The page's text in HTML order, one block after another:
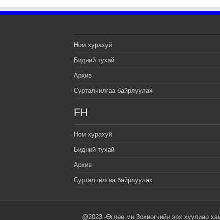
Ном хурахуй
Бидний тухай
Архив
Сурталчилгаа байрлуулах
FH
Ном хурахуй
Бидний тухай
Архив
Сурталчилгаа байрлуулах
@2023 -Өглөө.мн Зохиогчийн эрх хуулиар